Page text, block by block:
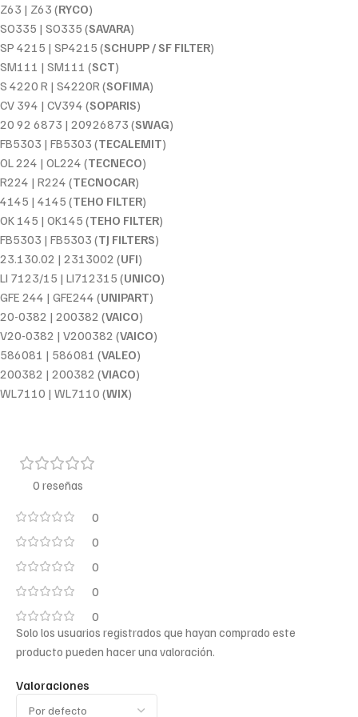
Z63 | Z63 (RYCO)
SO335 | SO335 (SAVARA)
SP 4215 | SP4215 (SCHUPP / SF FILTER)
SM111 | SM111 (SCT)
S 4220 R | S4220R (SOFIMA)
CV 394 | CV394 (SOPARIS)
20 92 6873 | 20926873 (SWAG)
FB5303 | FB5303 (TECALEMIT)
OL 224 | OL224 (TECNECO)
R224 | R224 (TECNOCAR)
4145 | 4145 (TEHO FILTER)
OK 145 | OK145 (TEHO FILTER)
FB5303 | FB5303 (TJ FILTERS)
23.130.02 | 2313002 (UFI)
LI 7123/15 | LI712315 (UNICO)
GFE 244 | GFE244 (UNIPART)
20-0382 | 200382 (VAICO)
V20-0382 | V200382 (VAICO)
586081 | 586081 (VALEO)
200382 | 200382 (VIACO)
WL7110 | WL7110 (WIX)
0 reseñas
0
0
0
0
0
Valoraciones
Solo los usuarios registrados que hayan comprado este
producto pueden hacer una valoración.